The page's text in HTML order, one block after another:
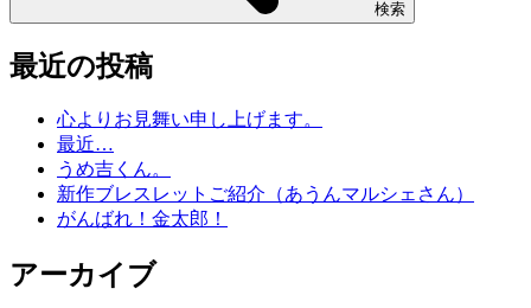
検索
最近の投稿
心よりお見舞い申し上げます。
最近…
うめ吉くん。
新作ブレスレットご紹介（あうんマルシェさん）
がんばれ！金太郎！
アーカイブ